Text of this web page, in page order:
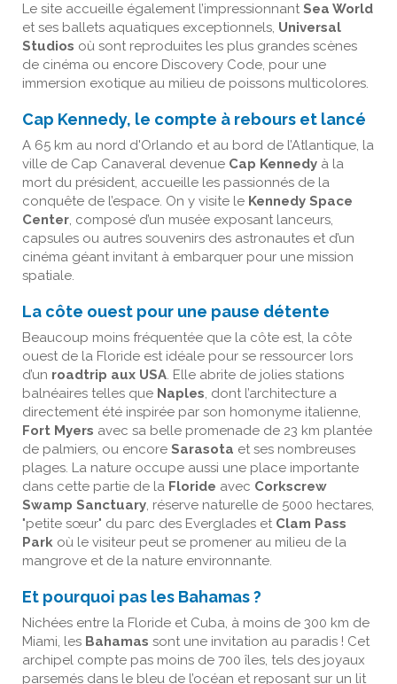
Le site accueille également l’impressionnant Sea World
et ses ballets aquatiques exceptionnels, Universal
Studios où sont reproduites les plus grandes scènes
de cinéma ou encore Discovery Code, pour une
immersion exotique au milieu de poissons multicolores.
Cap Kennedy, le compte à rebours et lancé
A 65 km au nord d'Orlando et au bord de l’Atlantique, la
ville de Cap Canaveral devenue Cap Kennedy à la
mort du président, accueille les passionnés de la
conquête de l’espace. On y visite le Kennedy Space
Center, composé d’un musée exposant lanceurs,
capsules ou autres souvenirs des astronautes et d’un
cinéma géant invitant à embarquer pour une mission
spatiale.
La côte ouest pour une pause détente
Beaucoup moins fréquentée que la côte est, la côte
ouest de la Floride est idéale pour se ressourcer lors
d’un roadtrip aux USA. Elle abrite de jolies stations
balnéaires telles que Naples, dont l’architecture a
directement été inspirée par son homonyme italienne,
Fort Myers avec sa belle promenade de 23 km plantée
de palmiers, ou encore Sarasota et ses nombreuses
plages. La nature occupe aussi une place importante
dans cette partie de la Floride avec Corkscrew
Swamp Sanctuary, réserve naturelle de 5000 hectares,
"petite sœur" du parc des Everglades et Clam Pass
Park où le visiteur peut se promener au milieu de la
mangrove et de la nature environnante.
Et pourquoi pas les Bahamas ?
Nichées entre la Floride et Cuba, à moins de 300 km de
Miami, les Bahamas sont une invitation au paradis ! Cet
archipel compte pas moins de 700 îles, tels des joyaux
parsemés dans le bleu de l’océan et reposant sur un lit